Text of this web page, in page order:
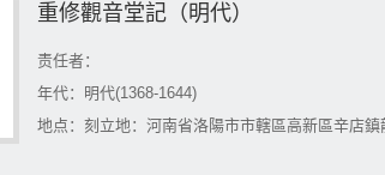
重修觀音堂記（明代）
责任者：
年代：明代(1368-1644)